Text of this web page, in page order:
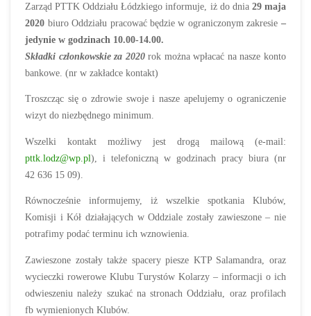
Zarząd PTTK Oddziału Łódzkiego informuje, iż do dnia 29 maja
2020 biuro Oddziału pracować będzie w ograniczonym zakresie –
jedynie w godzinach 10.00-14.00.
Składki członkowskie za 2020rok można wpłacać na nasze konto
bankowe. (nr w zakładce kontakt)
Troszcząc się o zdrowie swoje i nasze apelujemy o ograniczenie
wizyt do niezbędnego minimum.
Wszelki kontakt możliwy jest drogą mailową (e-mail:
pttk.lodz@wp.pl), i telefoniczną w godzinach pracy biura (nr
42 636 15 09).
Równocześnie informujemy, iż wszelkie spotkania Klubów,
Komisji i Kół działających w Oddziale zostały zawieszone – nie
potrafimy podać terminu ich wznowienia.
Zawieszone zostały także spacery piesze KTP Salamandra, oraz
wycieczki rowerowe Klubu Turystów Kolarzy – informacji o ich
odwieszeniu należy szukać na stronach Oddziału, oraz profilach
fb wymienionych Klubów.